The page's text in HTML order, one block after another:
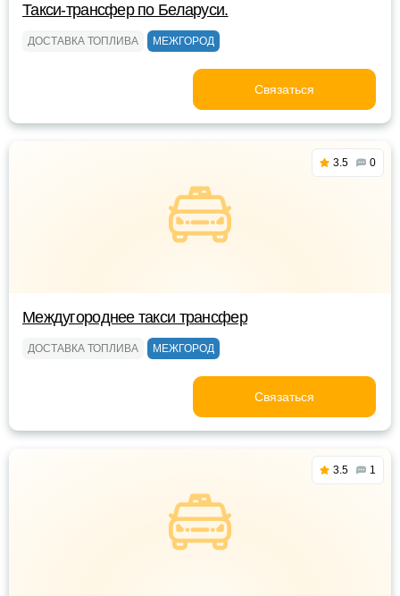
Такси-трансфер по Беларуси.
ДОСТАВКА ТОПЛИВА МЕЖГОРОД
Связаться
3.5 0
Междугороднее такси трансфер
ДОСТАВКА ТОПЛИВА МЕЖГОРОД
Связаться
3.5 1